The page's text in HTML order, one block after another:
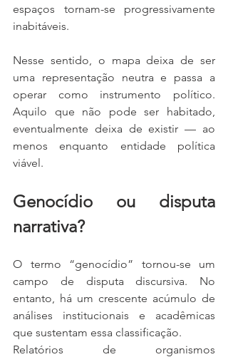
espaços tornam-se progressivamente
inabitáveis.
Nesse sentido, o mapa deixa de ser
uma representação neutra e passa a
operar como instrumento político.
Aquilo que não pode ser habitado,
eventualmente deixa de existir — ao
menos enquanto entidade política
viável.
Genocídio ou disputa
narrativa?
O termo “genocídio” tornou-se um
campo de disputa discursiva. No
entanto, há um crescente acúmulo de
análises institucionais e acadêmicas
que sustentam essa classificação.
Relatórios de organismos